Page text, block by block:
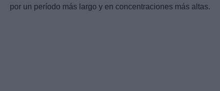
por un período más largo y en concentraciones más altas.